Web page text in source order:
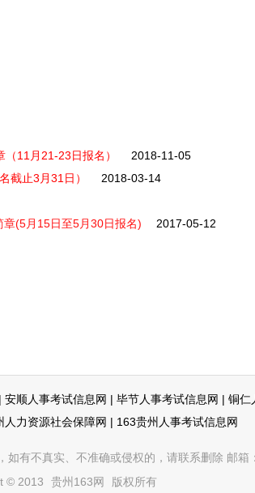
11月21-23日报名）
2018-11-05
截止3月31日）
2018-03-14
章(5月15日至5月30日报名)
2017-05-12
| 安顺人事考试信息网 | 毕节人事考试信息网 | 铜仁
人力资源社会保障网 | 163贵州人事考试信息网
如有不真实、不准确或侵权的，请联系删除 邮
© 2013
贵州163网 版权所有